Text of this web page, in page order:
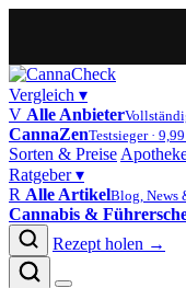
Vergleich ▾
V Alle Anbieter
CannaZenTestsieger ·
Sorten & Preise
Ratgeber▾
R Alle ArtikelBlog, News
Cannabis &
Rezept holen →